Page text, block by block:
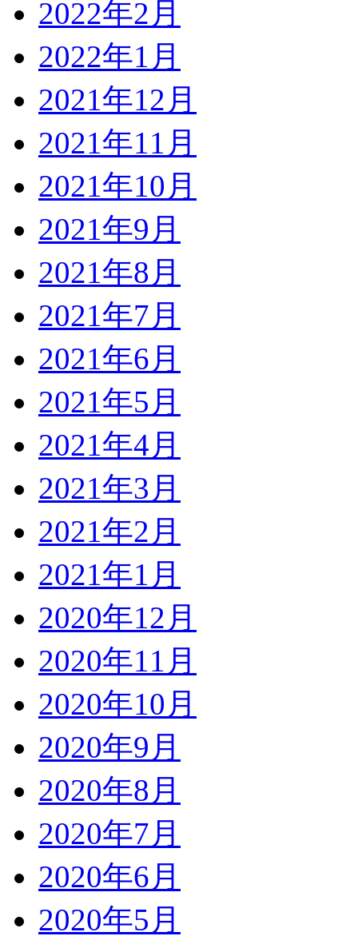
2022年2月
2022年1月
2021年12月
2021年11月
2021年10月
2021年9月
2021年8月
2021年7月
2021年6月
2021年5月
2021年4月
2021年3月
2021年2月
2021年1月
2020年12月
2020年11月
2020年10月
2020年9月
2020年8月
2020年7月
2020年6月
2020年5月